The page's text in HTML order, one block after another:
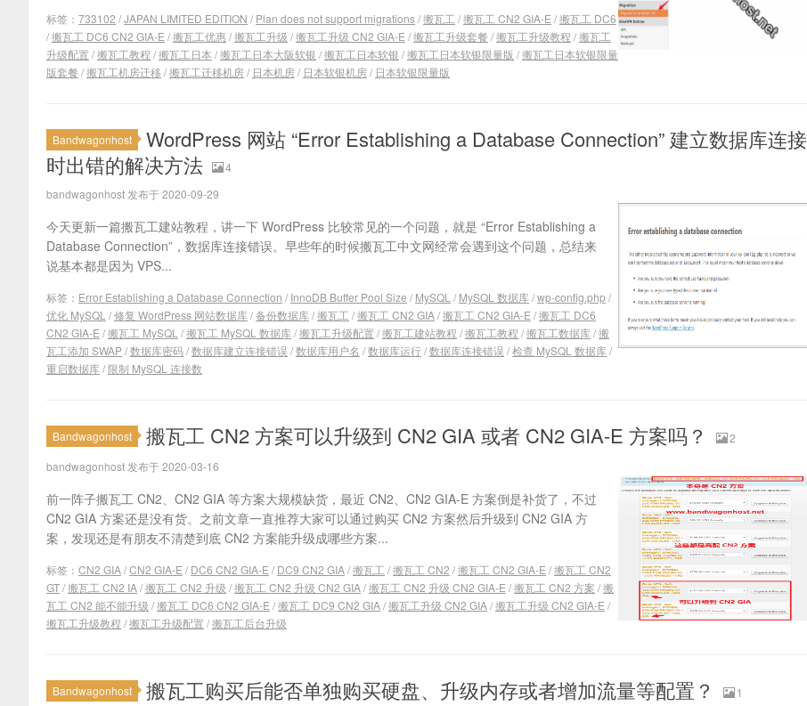
标签： 733102 /JAPAN LIMITED EDITION / Plan does not support migrations/搬瓦工 /搬瓦工 CN2 GIA-E /搬瓦工 DC6
/搬瓦工 DC6 CN2 GIA-E /搬瓦工优惠/搬瓦工升级 /搬瓦工升级 CN2 GIA-E /搬瓦工升级套餐 /搬瓦工升级教程 /搬瓦工
升级配置 /搬瓦工教程 /搬瓦工日本 /搬瓦工日本大阪软银 /搬瓦工日本软银 /搬瓦工日本软银限量版 /搬瓦工日本软银限量
版套餐 /搬瓦工机房迁移 /搬瓦工迁移机房/ 日本机房/ 日本软银机房/ 日本软银限量版
Bandwagonhost
WordPress 网站 “Error Establishing a Database Connection” 建立数据库连接
时出错的解决方法
4
bandwagonhost 发布于 2020-09-29
今天更新一篇搬瓦工建站教程，讲一下 WordPress 比较常见的一个问题，就是 “Error Establishing a
Database Connection”，数据库连接错误。早些年的时候搬瓦工中文网经常会遇到这个问题，总结来
说基本都是因为 VPS...
标签： Error Establishing a Database Connection / InnoDB Buffer Pool Size / MySQL / MySQL 数据库/wp-config.php/
优化 MySQL /修复 WordPress 网站数据库/备份数据库/搬瓦工 /搬瓦工 CN2 GIA/搬瓦工 CN2 GIA-E /搬瓦工 DC6
CN2 GIA-E /搬瓦工 MySQL /搬瓦工 MySQL 数据库/搬瓦工升级配置 /搬瓦工建站教程 /搬瓦工教程 /搬瓦工数据库/搬
瓦工添加 SWAP/数据库密码/数据库建立连接错误/数据库用户名 /数据库运行/数据库连接错误/检查 MySQL 数据库/
重启数据库/限制 MySQL 连接数
Bandwagonhost 搬瓦工 CN2 方案可以升级到 CN2 GIA 或者 CN2 GIA-E 方案吗？
2
bandwagonhost 发布于 2020-03-16
前一阵子搬瓦工 CN2、CN2 GIA 等方案大规模缺货，最近 CN2、CN2 GIA-E 方案倒是补货了，不过
CN2 GIA 方案还是没有货。之前文章一直推荐大家可以通过购买 CN2 方案然后升级到 CN2 GIA 方
案，发现还是有朋友不清楚到底 CN2 方案能升级成哪些方案...
标签： CN2 GIA/CN2 GIA-E / DC6 CN2 GIA-E / DC9 CN2 GIA/搬瓦工 /搬瓦工 CN2 /搬瓦工 CN2 GIA-E /搬瓦工 CN2
GT/搬瓦工 CN2 IA/搬瓦工 CN2 升级 /搬瓦工 CN2 升级 CN2 GIA/搬瓦工 CN2 升级 CN2 GIA-E /搬瓦工 CN2 方案 /搬
瓦工 CN2 能不能升级 /搬瓦工 DC6 CN2 GIA-E /搬瓦工 DC9 CN2 GIA/搬瓦工升级 CN2 GIA/搬瓦工升级 CN2 GIA-E /
搬瓦工升级教程 /搬瓦工升级配置 /搬瓦工后台升级
Bandwagonhost 搬瓦工购买后能否单独购买硬盘、升级内存或者增加流量等配置？
1